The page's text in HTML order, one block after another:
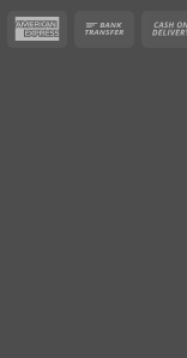
MasterCardAmerican
Bank